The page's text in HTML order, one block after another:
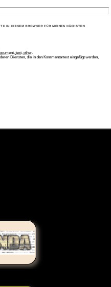
IN DIESEM BROWSER FÜR MEINEN NÄCHSTEN
, text, other.
Diensten, die in den Kommentartext eingefügt werden,